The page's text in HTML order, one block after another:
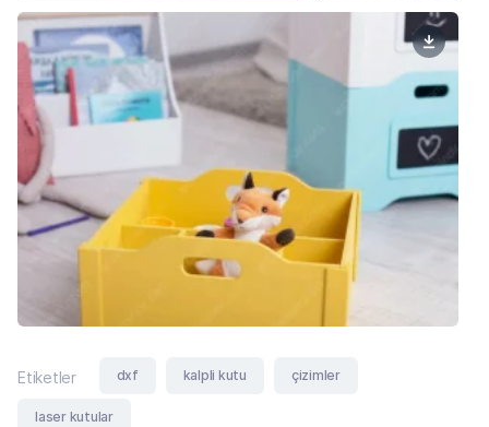
Etiketler dxf kalpli kutu çizimler
laser kutular